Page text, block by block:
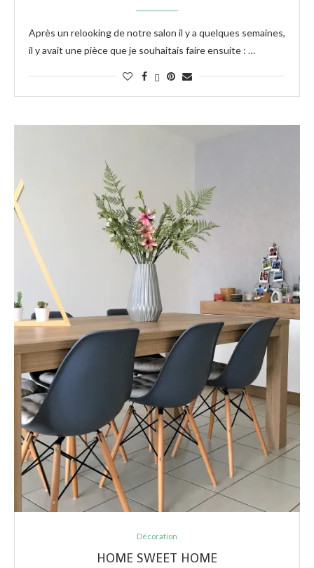
Après un relooking de notre salon il y a quelques semaines,
il y avait une pièce que je souhaitais faire ensuite : …
Décoration
HOME SWEET HOME